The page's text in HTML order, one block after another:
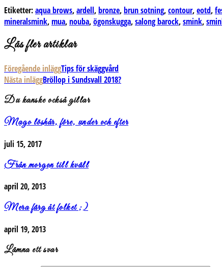
Etiketter:aqua brows,ardell,bronze,brun sotning,contour,eotd,
mineralsmink,mua,nouba,ögonskugga,salong barock,smink,
Läs fler artiklar
Föregående inläggTips för skäggvård
Nästa inläggBröllop i Sundsvall 2018?
Du kanske också gillar
Mago löshår, före, under och efter
juli 15, 2017
Från morgon till kväll
april 20, 2013
Mera färg åt folket ;)
april 19, 2013
Lämna ett svar